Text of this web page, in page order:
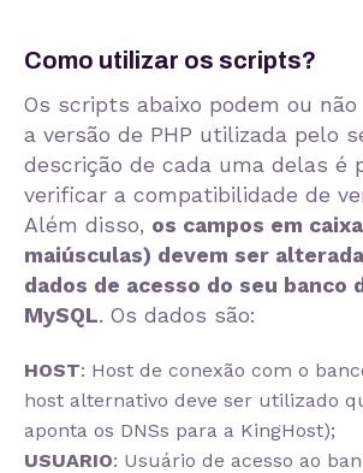
Como utilizar os scripts?
Os scripts abaixo podem ou
a versão de PHP utilizada pelo
descrição de cada uma delas é
verificar a compatibilidade de
Além disso, os campos em
maiúsculas) devem ser
dados de acesso do seu banco
MySQL. Os dados são:
HOST: Host de conexão com o
host alternativo deve ser utilizado
aponta os DNSs para a KingHost);
USUARIO: Usuário de acesso ao